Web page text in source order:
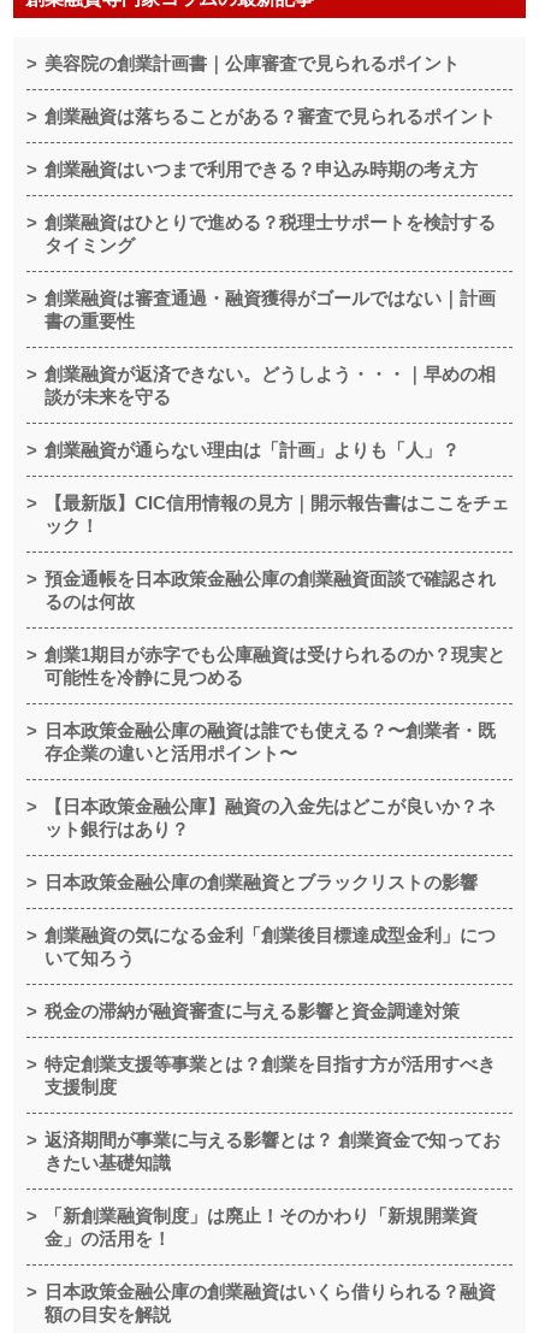
美容院の創業計画書｜公庫審査で見られるポイント
創業融資は落ちることがある？審査で見られるポイント
創業融資はいつまで利用できる？申込み時期の考え方
創業融資はひとりで進める？税理士サポートを検討する
タイミング
創業融資は審査通過・融資獲得がゴールではない｜計画
書の重要性
創業融資が返済できない。どうしよう・・・｜早めの相
談が未来を守る
創業融資が通らない理由は「計画」よりも「人」？
【最新版】CIC信用情報の見方｜開示報告書はここをチェ
ック！
預金通帳を日本政策金融公庫の創業融資面談で確認され
るのは何故
創業1期目が赤字でも公庫融資は受けられるのか？現実と
可能性を冷静に見つめる
日本政策金融公庫の融資は誰でも使える？〜創業者・既
存企業の違いと活用ポイント〜
【日本政策金融公庫】融資の入金先はどこが良いか？ネ
ット銀行はあり？
日本政策金融公庫の創業融資とブラックリストの影響
創業融資の気になる金利「創業後目標達成型金利」につ
いて知ろう
税金の滞納が融資審査に与える影響と資金調達対策
特定創業支援等事業とは？創業を目指す方が活用すべき
支援制度
返済期間が事業に与える影響とは？ 創業資金で知ってお
きたい基礎知識
「新創業融資制度」は廃止！そのかわり「新規開業資
金」の活用を！
日本政策金融公庫の創業融資はいくら借りられる？融資
額の目安を解説